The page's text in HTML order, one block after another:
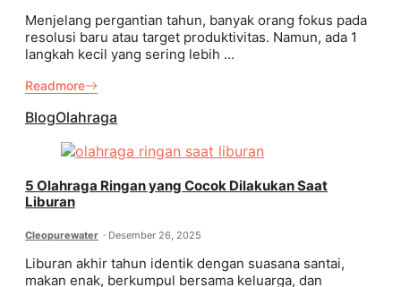
Menjelang pergantian tahun, banyak orang fokus pada
resolusi baru atau target produktivitas. Namun, ada 1
langkah kecil yang sering lebih ...
Readmore
BlogOlahraga
5 Olahraga Ringan yang Cocok Dilakukan Saat
Liburan
Cleopurewater Desember 26, 2025
Liburan akhir tahun identik dengan suasana santai,
makan enak, berkumpul bersama keluarga, dan